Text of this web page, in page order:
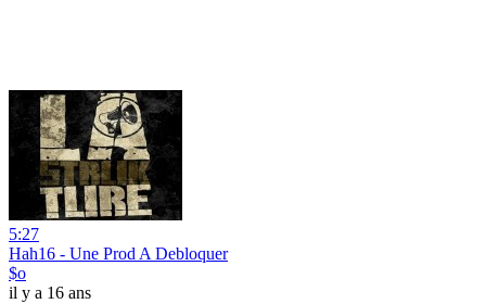
5:27
Hah16 - Une Prod A Debloquer
$o
il y a 16 ans